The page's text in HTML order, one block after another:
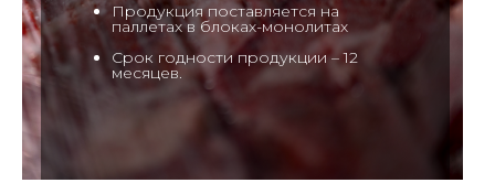
Продукция поставляется на
паллетах в блоках-монолитах
Срок годности продукции – 12
месяцев.